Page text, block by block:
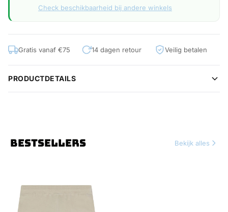
Check beschikbaarheid bij andere winkels
Gratis vanaf €75 14 dagen retour Veilig betalen
PRODUCTDETAILS
BESTSELLERS Bekijk alles